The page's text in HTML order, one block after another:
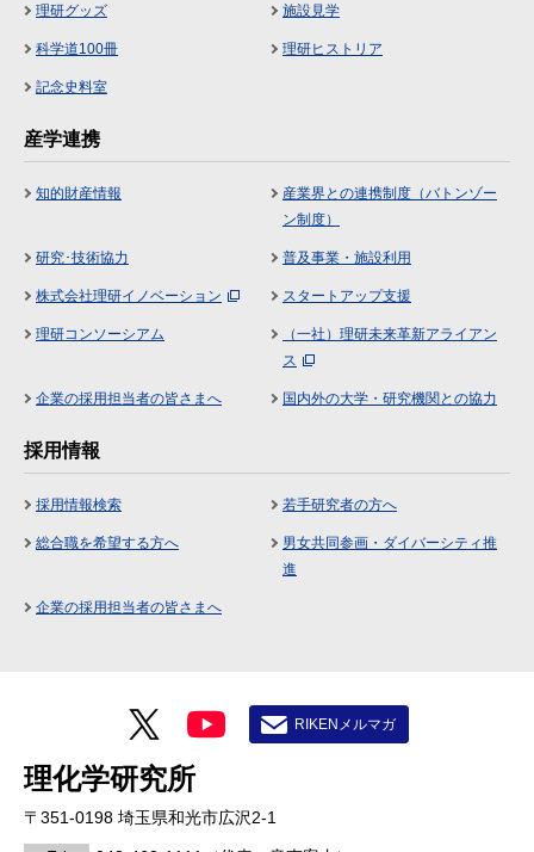
理研グッズ 施設見学
科学道100冊 理研ヒストリア
記念史料室
産学連携
知的財産情報
産業界との連携制度（バトンゾー
ン制度）
研究･技術協力 普及事業・施設利用
株式会社理研イノベーション スタートアップ支援
理研コンソーシアム
（一社）理研未来革新アライアン
ス
企業の採用担当者の皆さまへ 国内外の大学・研究機関との協力
採用情報
採用情報検索 若手研究者の方へ
総合職を希望する方へ
男女共同参画・ダイバーシティ推
進
企業の採用担当者の皆さまへ
理化学研究所
〒351-0198 埼玉県和光市広沢2-1
RIKENメルマガ